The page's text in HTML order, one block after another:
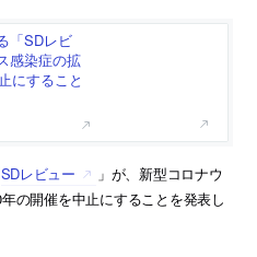
「SDレビ
感染症の拡
にすること
SDレビュー
」が、新型コロナウ
の開催を中止にすることを発表し